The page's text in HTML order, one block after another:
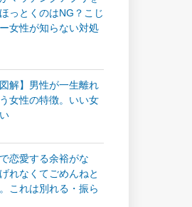
っとくのはNG？こじ
女性が知らない対処
解】男性が一生離れ
女性の特徴。いい女
恋愛する余裕がな
れなくてごめんねと
これは別れる・振ら